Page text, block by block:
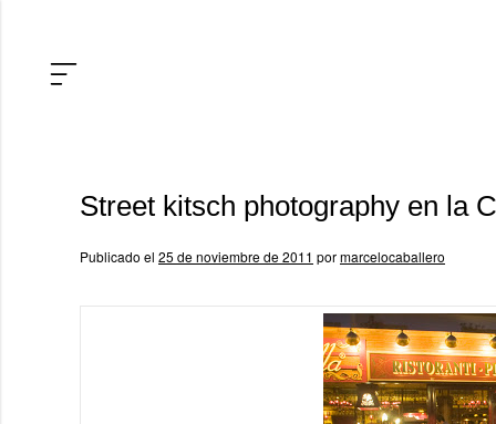
Street kitsch photography en la
Publicado el 25 de noviembre de 2011 pormarcelocaballero